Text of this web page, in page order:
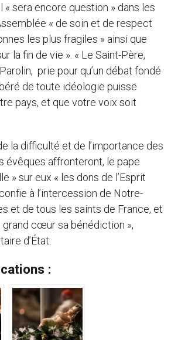
« sera encore question » dans les
« de soin et de respect
les plus fragiles » ainsi que
la fin de vie ». « Le Saint-Père,
prie pour qu’un débat fondé
de toute idéologie puisse
pays, et que votre voix soit
la difficulté et de l’importance des
évêques affronteront, le pape
» sur eux « les dons de l’Esprit
à l’intercession de Notre-
et de tous les saints de France, et
grand cœur sa bénédiction »,
d’État.
: